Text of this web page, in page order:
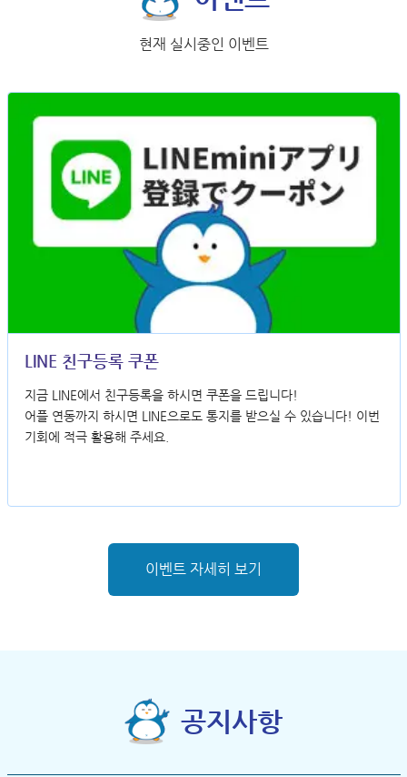
현재 실시중인 이벤트
LINE 친구등록 쿠폰
지금 LINE에서 친구등록을 하시면 쿠폰을 드립니다!
어플 연동까지 하시면 LINE으로도 통지를 받으실 수 있습니다! 이번
기회에 적극 활용해 주세요.
이벤트 자세히 보기
공지사항